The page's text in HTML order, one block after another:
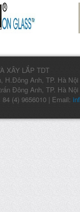
XÂY LẮP TDT
H.Đông Anh, TP. Hà Nội
Đông Anh, TP. Hà Nội
84 (4) 9656010 | Email: